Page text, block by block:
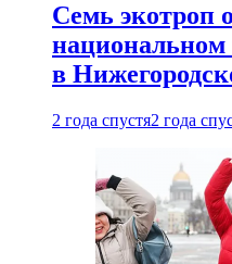
Семь экотроп
национальном
в
2 года спустя2 года